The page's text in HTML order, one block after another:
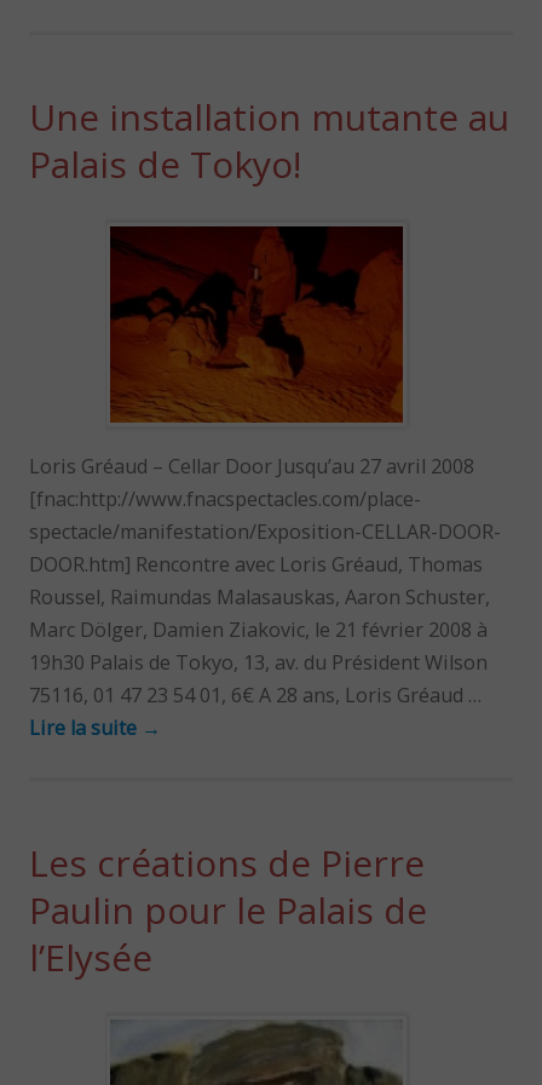
Une installation mutante au
Palais de Tokyo!
Loris Gréaud – Cellar Door Jusqu’au 27 avril 2008
[fnac:http://www.fnacspectacles.com/place-
spectacle/manifestation/Exposition-CELLAR-DOOR-
DOOR.htm] Rencontre avec Loris Gréaud, Thomas
Roussel, Raimundas Malasauskas, Aaron Schuster,
Marc Dölger, Damien Ziakovic, le 21 février 2008 à
19h30 Palais de Tokyo, 13, av. du Président Wilson
75116, 01 47 23 54 01, 6€ A 28 ans, Loris Gréaud …
Lire la suite →
Les créations de Pierre
Paulin pour le Palais de
l’Elysée